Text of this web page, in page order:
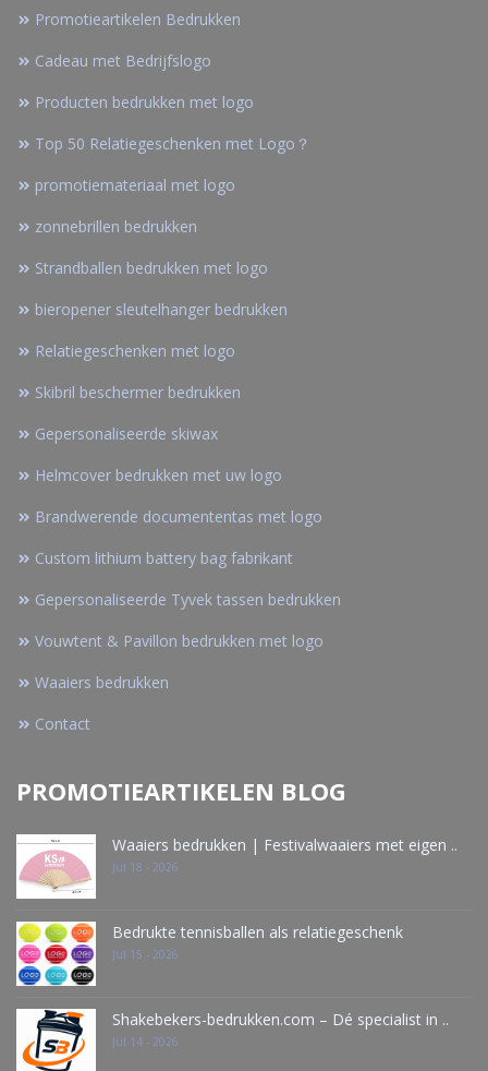
Promotieartikelen Bedrukken
Cadeau met Bedrijfslogo
Producten bedrukken met logo
Top 50 Relatiegeschenken met Logo？
promotiemateriaal met logo
zonnebrillen bedrukken
Strandballen bedrukken met logo
bieropener sleutelhanger bedrukken
Relatiegeschenken met logo
Skibril beschermer bedrukken
Gepersonaliseerde skiwax
Helmcover bedrukken met uw logo
Brandwerende documententas met logo
Custom lithium battery bag fabrikant
Gepersonaliseerde Tyvek tassen bedrukken
Vouwtent & Pavillon bedrukken met logo
Waaiers bedrukken
Contact
PROMOTIEARTIKELEN BLOG
Waaiers bedrukken | Festivalwaaiers met eigen ..
Jul 18 - 2026
Bedrukte tennisballen als relatiegeschenk
Jul 15 - 2026
Shakebekers-bedrukken.com – Dé specialist in ..
Jul 14 - 2026